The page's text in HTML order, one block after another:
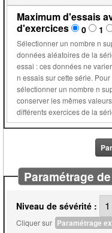
Maximum d'essais
d'exercices
0 1
Sélectionner un nombre n
données aléatoires de la
essai : ces données ne varieront qu'en cas de bonne réponse ou après
n essais sur cette série. Pour une série d'exercices dont l'ordre est fixé,
sélectionner un nombre n supérieur ou
conserver les mêmes
différents exercices de la
Paramétrage
Niveau de sévérité :
Cliquer sur Paramétrage